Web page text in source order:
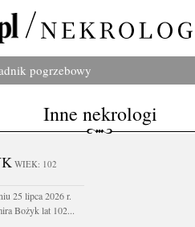
pogrzebowy
Inne nekrologi
WIEK: 102
25 lipca 2026 r.
Bożyk lat 102...